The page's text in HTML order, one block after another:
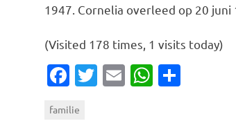
1947. Cornelia overleed op 20
(Visited 178 times, 1 visits today)
Facebook
Twitter
Email
familie